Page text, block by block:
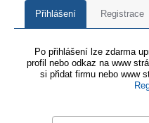
Přihlášení Registrace
Po přihlášení lze zdarma
profil nebo odkaz na www
si přidat firmu nebo www